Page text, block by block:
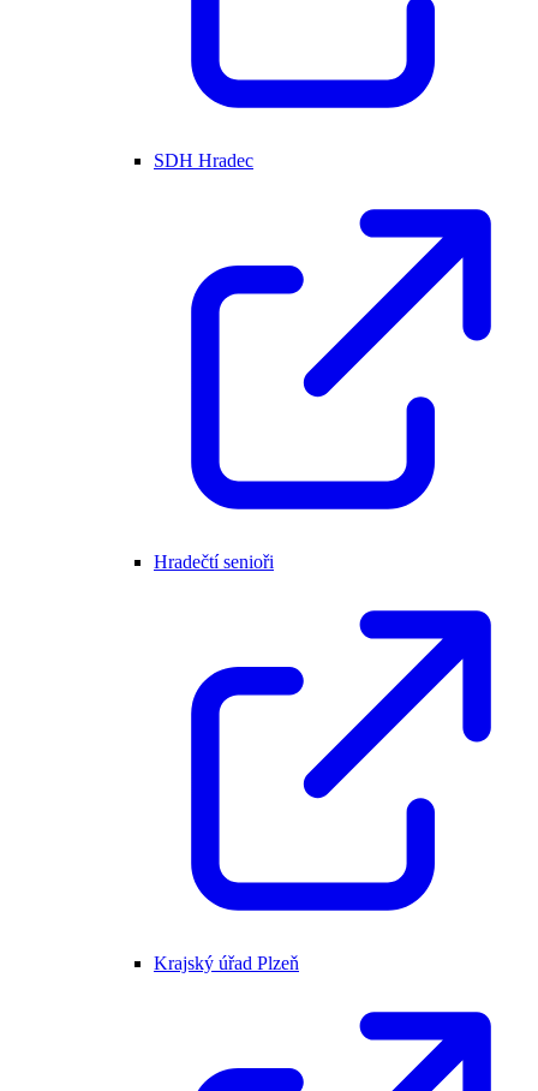
SDH Hradec
Hradečtí senioři
Krajský úřad Plzeň